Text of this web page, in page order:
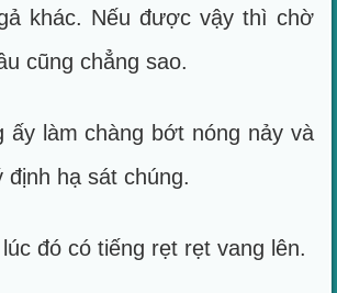
khác. Nếu được vậy thì chờ
cũng chẳng sao.
ấy làm chàng bớt nóng nảy và
định hạ sát chúng.
đó có tiếng rẹt rẹt vang lên.